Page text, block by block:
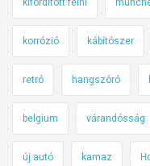
kifordított felni
korrózió kábítószer
retró hangszóró
belgium várandósság
új autó kamaz